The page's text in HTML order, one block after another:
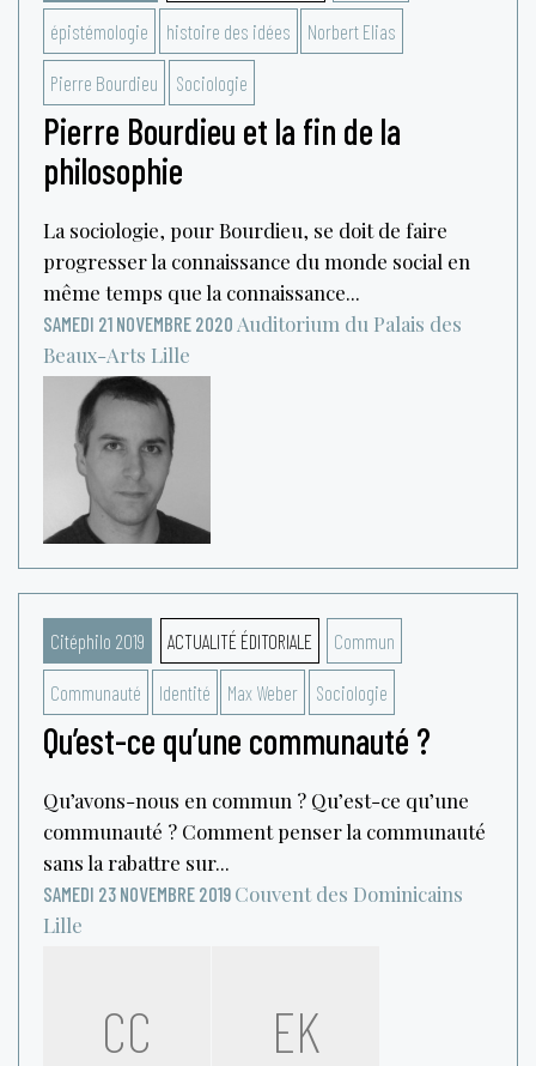
épistémologie histoire des idées Norbert Elias
Pierre Bourdieu Sociologie
Pierre Bourdieu et la fin de la
philosophie
La sociologie, pour Bourdieu, se doit de faire
progresser la connaissance du monde social en
même temps que la connaissance...
SAMEDI 21 NOVEMBRE 2020 Auditorium du Palais des
Beaux-Arts Lille
Citéphilo 2019 ACTUALITÉ ÉDITORIALE Commun
Communauté Identité Max Weber Sociologie
Qu’est-ce qu’une communauté ?
Qu’avons-nous en commun ? Qu’est-ce qu’une
communauté ? Comment penser la communauté
sans la rabattre sur...
SAMEDI 23 NOVEMBRE 2019 Couvent des Dominicains
Lille
CC EK